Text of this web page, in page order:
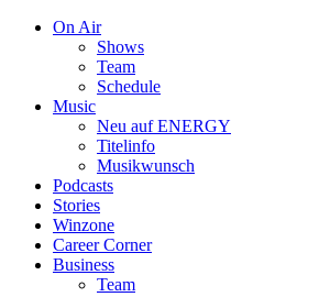
On Air
Shows
Team
Schedule
Music
Neu auf ENERGY
Titelinfo
Musikwunsch
Podcasts
Stories
Winzone
Career Corner
Business
Team